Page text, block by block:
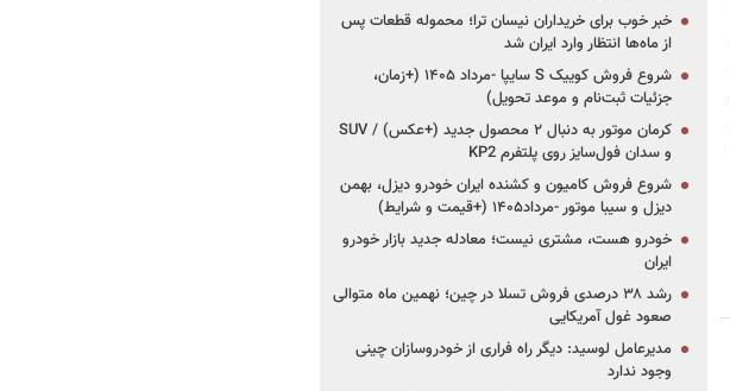
خبر خوب برای خریداران نیسان ترا؛ محموله قطعات پس
از ماه‌ها انتظار وارد ایران شد
شروع فروش کوییک S سایپا -مرداد ۱۴۰۵ (+زمان،
جزئیات ثبت‌نام و موعد تحویل)
کرمان موتور به دنبال ۲ محصول جدید (+عکس) / SUV
و سدان فول‌سایز روی پلتفرم KP2
شروع فروش کامیون و کشنده ایران خودرو دیزل، بهمن
دیزل و سیبا موتور -مرداد۱۴۰۵ (+قیمت و شرایط)
خودرو هست، مشتری نیست؛ معادله جدید بازار خودرو
ایران
رشد ۳۸ درصدی فروش تسلا در چین؛ نهمین ماه متوالی
صعود غول آمریکایی
مدیرعامل لوسید: دیگر راه فراری از خودروسازان چینی
وجود ندارد